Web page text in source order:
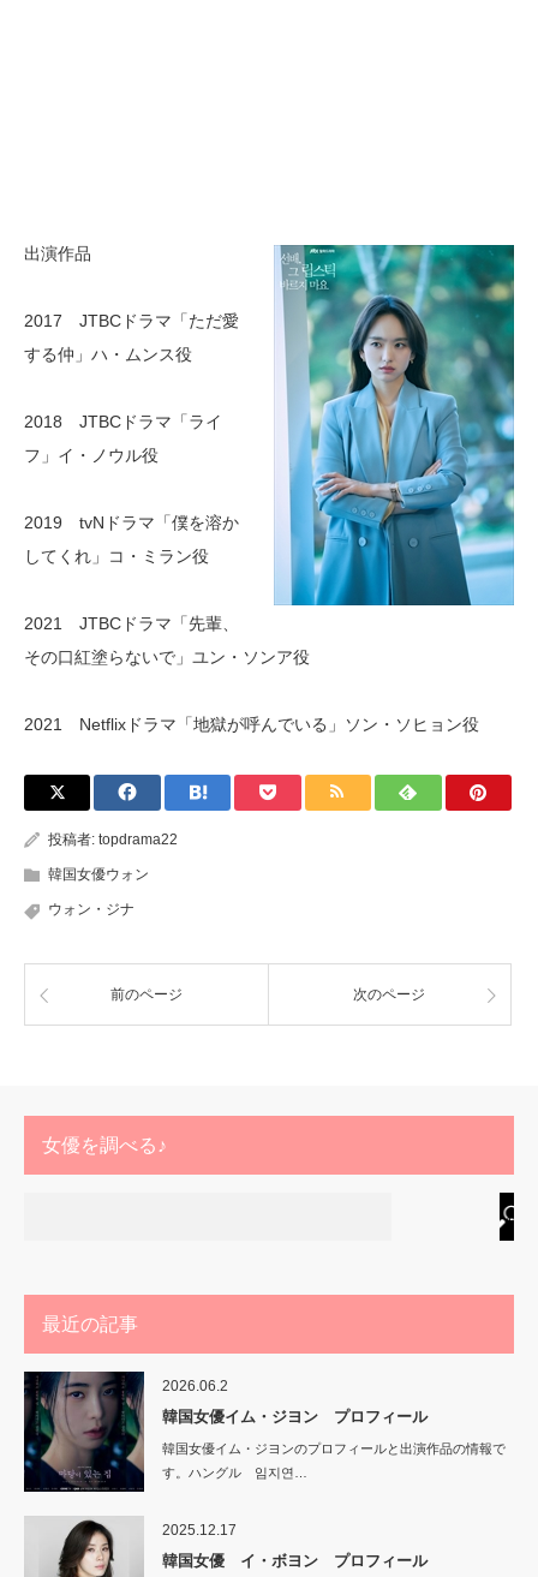
出演作品
2017 JTBCドラマ「ただ愛
する仲」ハ・ムンス役
2018 JTBCドラマ「ライ
フ」イ・ノウル役
2019 tvNドラマ「僕を溶か
してくれ」コ・ミラン役
2021 JTBCドラマ「先輩、
その口紅塗らないで」ユン・ソンア役
2021 Netflixドラマ「地獄が呼んでいる」ソン・ソヒョン役
投稿者: topdrama22
韓国女優ウォン
ウォン・ジナ
前のページ 次のページ
女優を調べる♪
最近の記事
2026.06.2
韓国女優イム・ジヨン プロフィール
韓国女優イム・ジヨンのプロフィールと出演作品の情報で
す。ハングル 임지연…
2025.12.17
韓国女優 イ・ボヨン プロフィール